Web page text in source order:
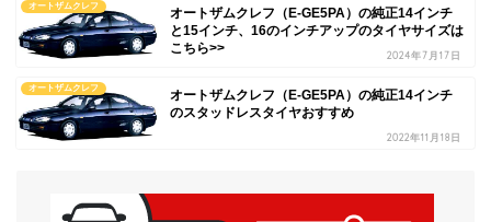
オートザムクレフ
オートザムクレフ（E-GE5PA）の純正14インチ
と15インチ、16のインチアップのタイヤサイズは
こちら>>
2024年7月17日
オートザムクレフ
オートザムクレフ（E-GE5PA）の純正14インチ
のスタッドレスタイヤおすすめ
2022年11月18日